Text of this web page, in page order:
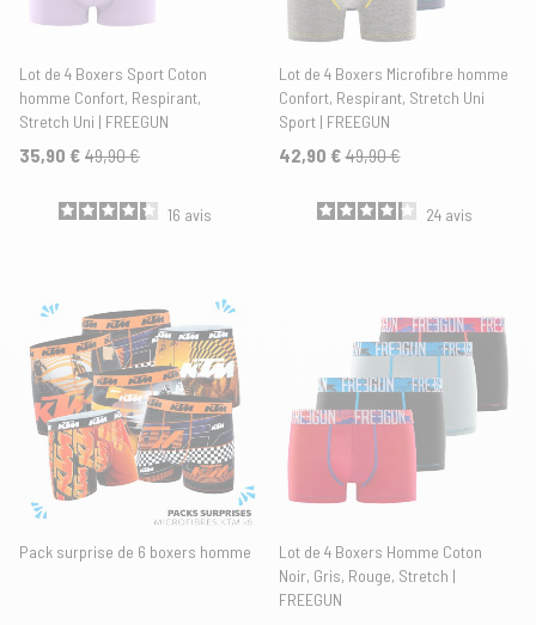
Lot de 4 Boxers Sport Coton
homme Confort, Respirant,
Stretch Uni | FREEGUN
35,90 € 49,90 €
16 avis
Lot de 4 Boxers Microfibre homme
Confort, Respirant, Stretch Uni
Sport | FREEGUN
42,90 € 49,90 €
24 avis
Pack surprise de 6 boxers homme
Lot de 4 Boxers Homme Coton
Noir, Gris, Rouge, Stretch |
FREEGUN